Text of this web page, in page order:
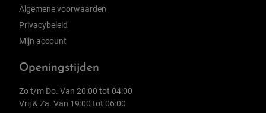
Algemene voorwaarden
Privacybeleid
Mijn account
Openingstijden
Zo t/m Do. Van 20:00 tot 04:00
Vrij & Za. Van 19:00 tot 06:00